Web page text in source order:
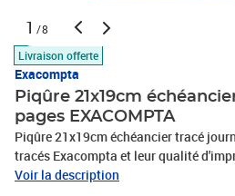
1 /8
Livraison offerte
Exacompta
Piqûre 21x19cm
pages EXACOMPTA
Piqûre 21x19cm échéancier tracé
tracés Exacompta et leur qualité
spéciale sont reconnues et appréciées
Voir la description